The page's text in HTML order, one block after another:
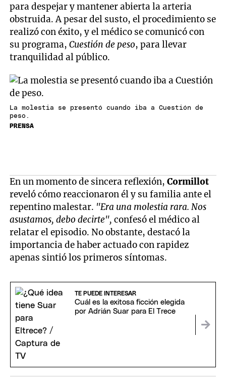
para despejar y mantener abierta la arteria
obstruida. A pesar del susto, el procedimiento se
realizó con éxito, y el médico se comunicó con
su programa,Cuestión de peso, para llevar
tranquilidad al público.
La molestia se presentó cuando iba a Cuestión de
peso.
PRENSA
En un momento de sincera reflexión,Cormillot
reveló cómo reaccionaron él y su familia ante el
repentino malestar. "Era una molestia rara. Nos
asustamos, debo decirte", confesó el médico al
relatar el episodio. No obstante, destacó la
importancia de haber actuado con rapidez
apenas sintió los primeros síntomas.
TE PUEDE INTERESAR
Cuál es la exitosa ficción elegida
por Adrián Suar para El Trece